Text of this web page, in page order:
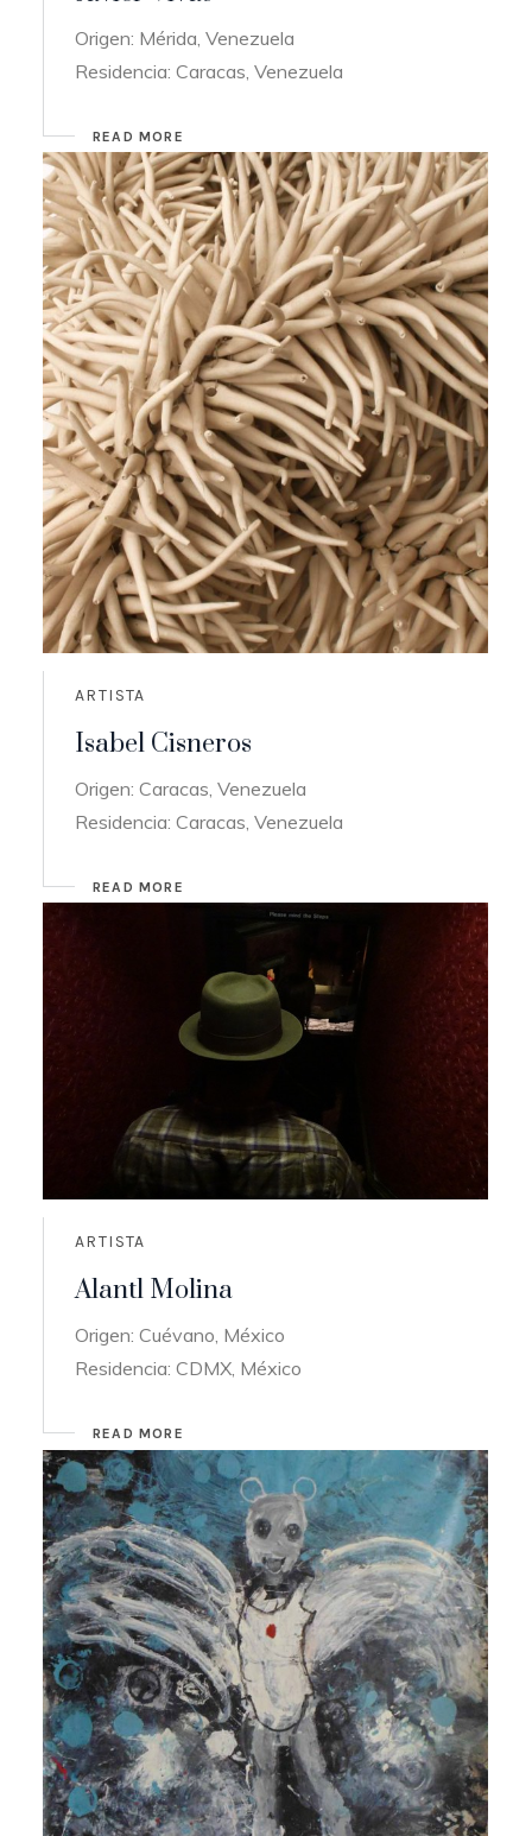
Origen: Mérida, Venezuela
Residencia: Caracas, Venezuela
READ MORE
ARTISTA
Isabel Cisneros
Origen: Caracas, Venezuela
Residencia: Caracas, Venezuela
READ MORE
ARTISTA
Alantl Molina
Origen: Cuévano, México
Residencia: CDMX, México
READ MORE